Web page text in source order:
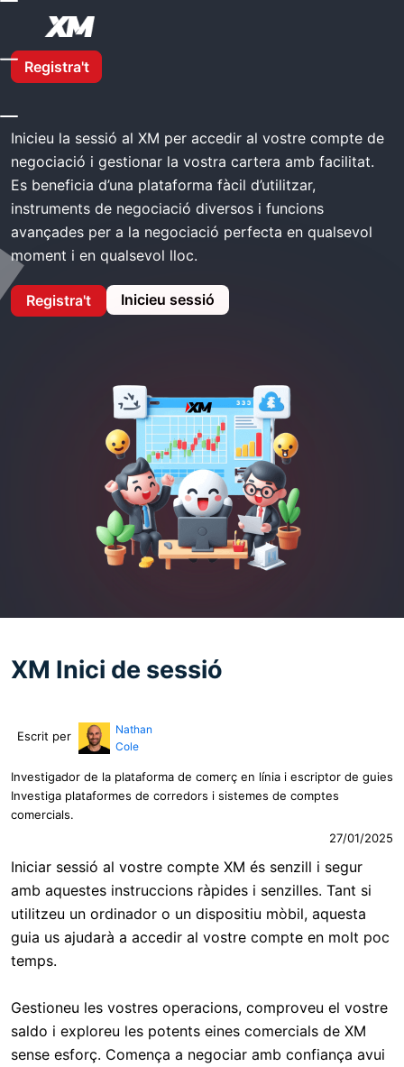
Registra't
A Casa XM Inici De Sessió
XM Inici de sessió
Inicieu la sessió al XM per accedir al vostre compte de
negociació i gestionar la vostra cartera amb facilitat.
Es beneficia d’una plataforma fàcil d’utilitzar,
instruments de negociació diversos i funcions
avançades per a la negociació perfecta en qualsevol
moment i en qualsevol lloc.
Registra't Inicieu sessió
XM Inici de sessió
Escrit per
Nathan
Cole
Investigador de la plataforma de comerç en línia i escriptor de guies
Investiga plataformes de corredors i sistemes de comptes
comercials.
27/01/2025
Iniciar sessió al vostre compte XM és senzill i segur
amb aquestes instruccions ràpides i senzilles. Tant si
utilitzeu un ordinador o un dispositiu mòbil, aquesta
guia us ajudarà a accedir al vostre compte en molt poc
temps.
Gestioneu les vostres operacions, comproveu el vostre
saldo i exploreu les potents eines comercials de XM
sense esforç. Comença a negociar amb confiança avui